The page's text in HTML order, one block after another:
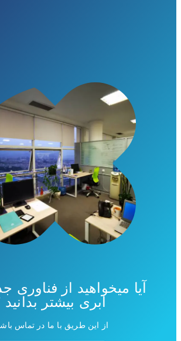
آیا میخواهید از فناوری
ابری بیشتر بدانید
از این طریق با ما در تماس